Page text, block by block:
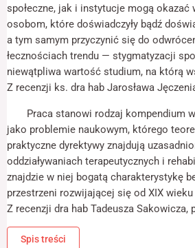
społeczne, jak i in­stytucje mogą okazać
osobom, które doświadczyły bądź
a tym samym przyczynić się do
łecznościach trendu — stygmatyzacji
niewątpliwa wartość studium, na którą
Z recenzji ks. dra hab Jarosława
Praca stanowi rodzaj kompendium
jako problemie nauko­wym, którego
praktyczne dyrektywy znajdują
oddziaływaniach terapeutycznych i
znajdzie w niej bogatą charakterystykę
przestrzeni rozwijającej się od XIX
Z recenzji dra hab Tadeusza Sakowicza,
Spis treści